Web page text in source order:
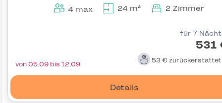
4 max 24 m² 2 Zimmer
für 7
531
53 € zurückerstattet
Details
von 05.09 bis 12.09